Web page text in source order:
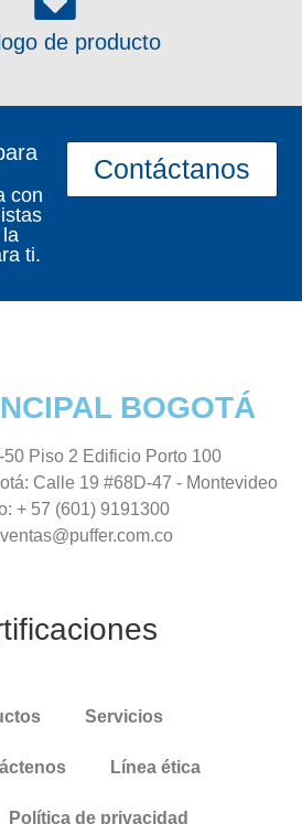
de producto
con
ti.
Contáctanos
BOGOTÁ
50 Piso 2 Edificio Porto 100
Calle 19 #68D-47 - Montevideo
+ 57 (601) 9191300
ventas@puffer.com.co
Servicios
Línea ética
Política de privacidad